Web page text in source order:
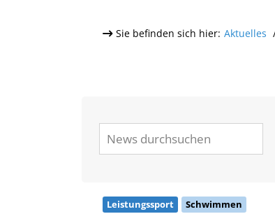
Sie befinden sich hier: Aktuelles
Leistungssport Schwimmen